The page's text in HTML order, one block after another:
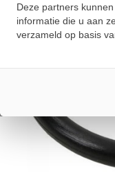
Deze partners
informatie die u aan
verzameld op basis